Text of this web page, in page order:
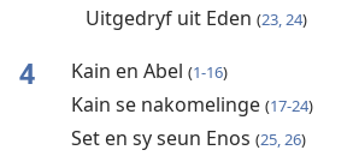
Uitgedryf uit Eden (23, 24)
4 Kain en Abel (1-16)
Kain se nakomelinge (17-24)
Set en sy seun Enos (25, 26)